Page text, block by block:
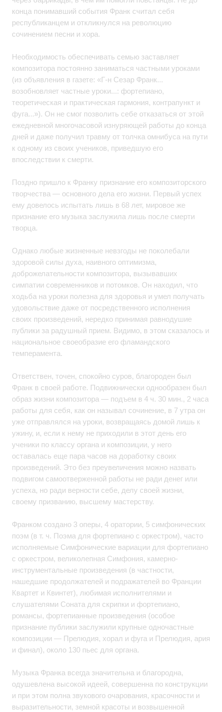
конца понимавший события Франк считал себя
республиканцем и откликнулся на революцию
сочинением песни и хора.
Необходимость обеспечивать семью заставляет
композитора постоянно заниматься частными уроками
(из объявления в газете: «Г-н Сезар Франк...
возобновляет частные уроки...: фортепиано,
теоретическая и практическая гармония, контрапункт и
фуга...»). Он не смог позволить себе отказаться от этой
ежедневной многочасовой изнуряющей работы до конца
дней и даже получил травму от толчка омнибуса на пути
к одному из своих учеников, приведшую его
впоследствии к смерти.
Поздно пришло к Франку признание его композиторского
творчества — основного дела его жизни. Первый успех
ему довелось испытать лишь в 68 лет, мировое же
признание его музыка заслужила лишь после смерти
творца.
Однако любые жизненные невзгоды не поколебали
здоровой силы духа, наивного оптимизма,
доброжелательности композитора, вызывавших
симпатии современников и потомков. Он находил, что
ходьба на уроки полезна для здоровья и умел получать
удовольствие даже от посредственного исполнения
своих произведений, нередко принимая равнодушие
публики за радушный прием. Видимо, в этом сказалось и
национальное своеобразие его фламандского
темперамента.
Ответствен, точен, спокойно суров, благороден был
Франк в своей работе. Подвижнически однообразен был
образ жизни композитора — подъем в 4 ч. 30 мин., 2 часа
работы для себя, как он называл сочинение, в 7 утра он
уже отправлялся на уроки, возвращаясь домой лишь к
ужину, и, если к нему не приходили в этот день его
ученики по классу органа и композиции, у него
оставалась еще пара часов на доработку своих
произведений. Это без преувеличения можно назвать
подвигом самоотверженной работы не ради денег или
успеха, но ради верности себе, делу своей жизни,
своему призванию, высшему мастерству.
Франком создано 3 оперы, 4 оратории, 5 симфонических
поэм (в т. ч. Поэма для фортепиано с оркестром), часто
исполняемые Симфонические вариации для фортепиано
с оркестром, великолепная Симфония, камерно-
инструментальные произведения (в частности,
нашедшие продолжателей и подражателей во Франции
Квартет и Квинтет), любимая исполнителями и
слушателями Соната для скрипки и фортепиано,
романсы, фортепианные произведения (особое
признание публики заслужили крупные одночастные
композиции — Прелюдия, хорал и фуга и Прелюдия, ария
и финал), около 130 пьес для органа.
Музыка Франка всегда значительна и благородна,
одушевлена высокой идеей, совершенна по конструкции
и при этом полна звукового очарования, красочности и
выразительности, земной красоты и возвышенной